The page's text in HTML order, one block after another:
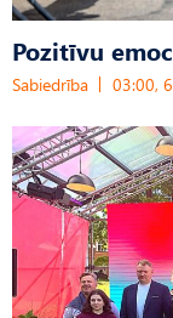
Pozitīvu
Sabiedrība 03:00,